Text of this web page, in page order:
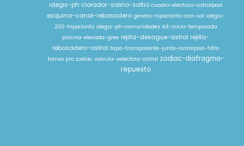
idegis-ph clorador-salino-saltio cuadro-electrico-astralpool
esquina-canal-rebosadero genera-hipoclorito-con-sal idegis-
200-hipoclorito idegis-ph-comunidades kit-inicio-temporada
piscina-elevada-gree rejilla-desague-astral rejilla-
rebosadero-astral tapa-transparente-junta-astralpool-filtro
tornax pro zodiac valvula-selectora-astral zodiac-diafragma-
repuesto